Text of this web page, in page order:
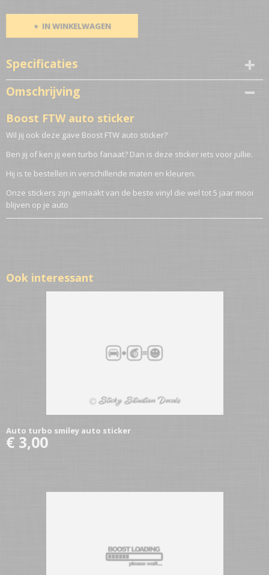
IN WINKELWAGEN
Specificaties
Netto gewicht
0,10 Kg
Omschrijving
Boost FTW auto sticker
Wil jij ook deze gave Boost FTW auto sticker?
Ben jij of ken jij een turbo fanaat? Dan is deze sticker iets voor jullie.
Hij is te bestellen in verschillende maten en kleuren.
Onze stickers zijn gemaakt van de beste vinyl die wel tot 5 jaar mooi
blijven op je auto
Ook interessant
Auto turbo smiley auto sticker
€ 3,00